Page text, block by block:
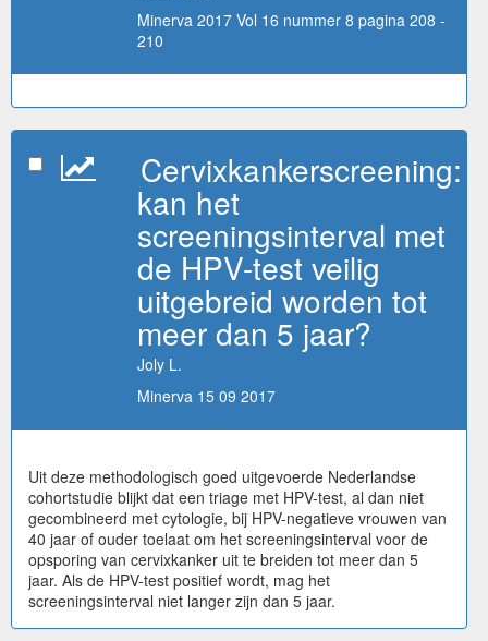
Minerva 2017 Vol 16 nummer 8 pagina 208 -
210
Cervixkankerscreening:
kan het
screeningsinterval met
de HPV-test veilig
uitgebreid worden tot
meer dan 5 jaar?
Joly L.
Minerva 15 09 2017
Uit deze methodologisch goed uitgevoerde Nederlandse
cohortstudie blijkt dat een triage met HPV-test, al dan niet
gecombineerd met cytologie, bij HPV-negatieve vrouwen van
40 jaar of ouder toelaat om het screeningsinterval voor de
opsporing van cervixkanker uit te breiden tot meer dan 5
jaar. Als de HPV-test positief wordt, mag het
screeningsinterval niet langer zijn dan 5 jaar.